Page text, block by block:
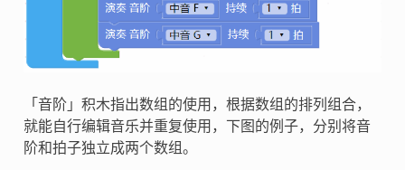
「音阶」积木指出数组的使用，根据数组的排列组合，
就能自行编辑音乐并重复使用，下图的例子，分别将音
阶和拍子独立成两个数组。